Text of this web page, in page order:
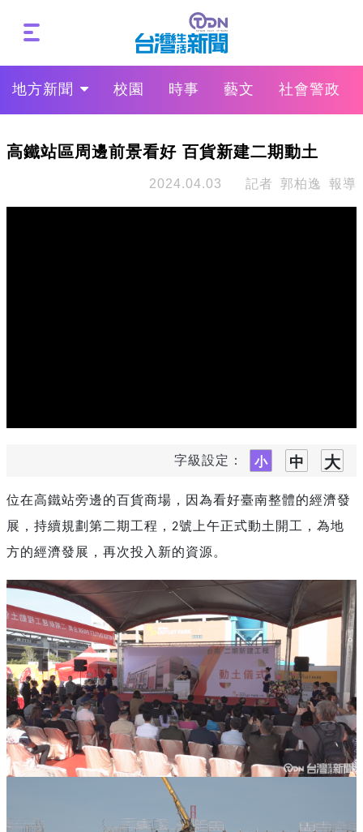
地方新聞 校園 時事 藝文 社會警政
高鐵站區周邊前景看好 百貨新建二期動土
2024.04.03 記者 郭柏逸 報導
字級設定：
位在高鐵站旁邊的百貨商場，因為看好臺南整體的經濟發
展，持續規劃第二期工程， 2號上午正式動土開工，為地
方的經濟發展，再次投入新的資源。